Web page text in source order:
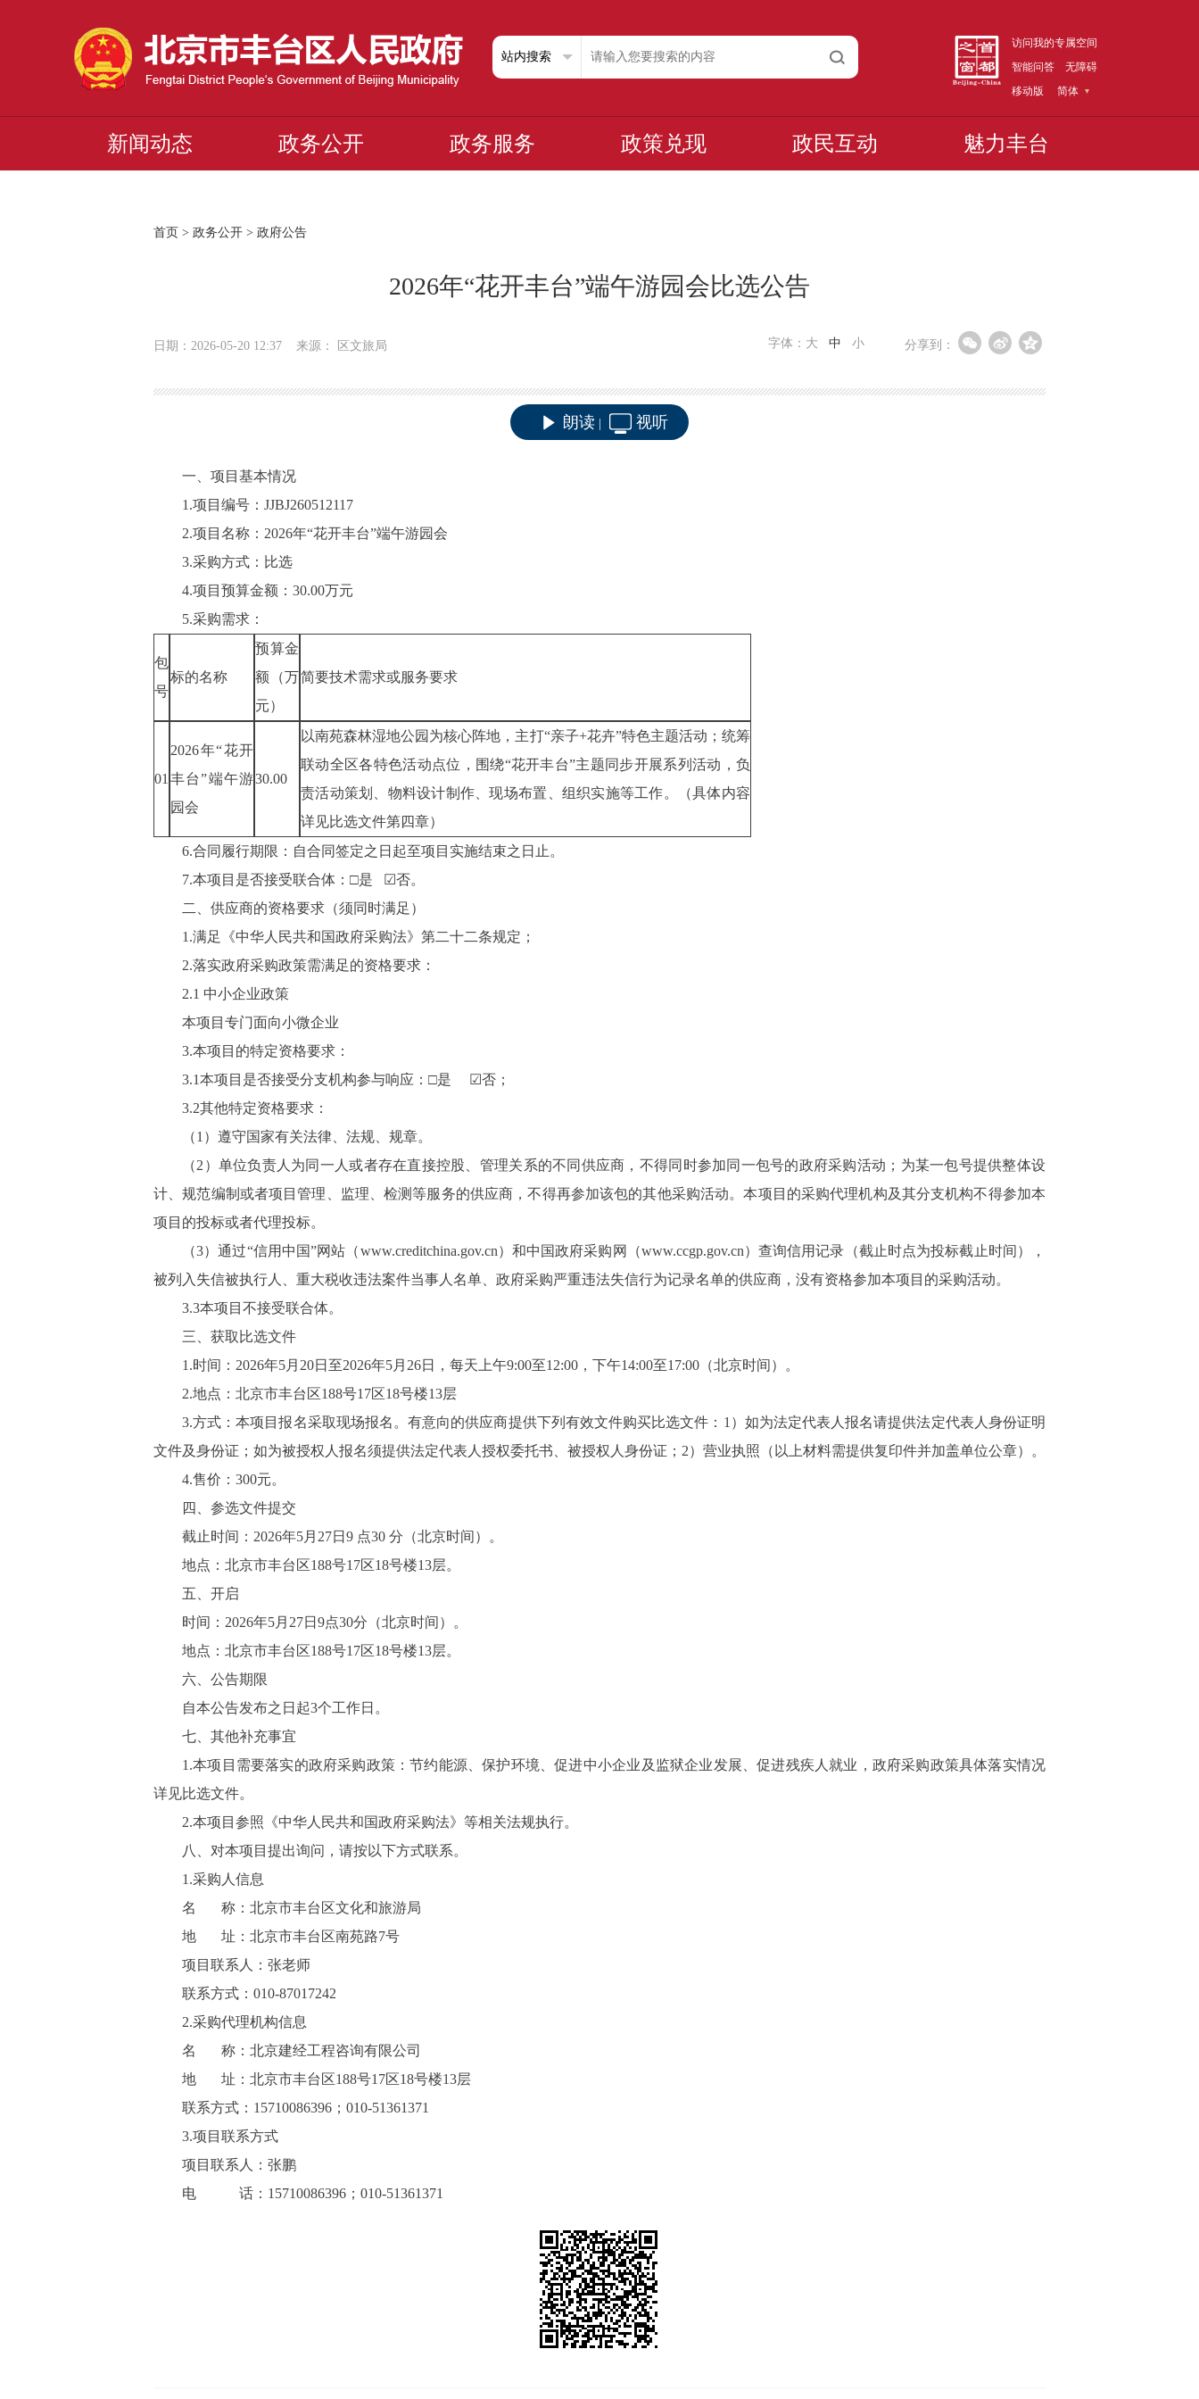
访问我的专属空间
智能问答
无障碍
移动版
简体
新闻动态 政务公开 政务服务 政策兑现 政民互动 魅力丰台
首页 > 政务公开 > 政府公告
2026年“花开丰台”端午游园会比选公告
日期：2026-05-20 12:37 来源： 区文旅局 分享到：
字体： 大 中 小
朗读 视听
一、项目基本情况
1.项目编号： JJBJ260512117
2.项目名称： 2026年“花开丰台”端午游园会
3.采购方式： 比选
4.项目预算金额： 30.00万元
5.采购需求：
包
号
标的名称
预算金
额（万
元）
简要技术需求或服务要求
01
2026年“花开
丰台”端午游
园会
30.00
以南苑森林湿地公园为核心阵地，主打“亲子+花卉”特色主题活动；统筹
联动全区各特色活动点位，围绕“花开丰台”主题同步开展系列活动 ，负
责活动策划、物料设计制作、现场布置、组织实施等工作。（具体内容
详见比选文件第四章）
6.合同履行期限： 自合同签定之日起至项目实施结束之日止 。
7.本项目是否接受联合体： □是 ☑否。
二
供应商的资格要求（须同时满足）
1.满足《中华人民共和国政府采购法》第二十二条规定；
2.落实政府采购政策需满足的资格要求：
2.1 中小企业政策
本项目专门面向小微企业
3.本项目的特定资格要求：
3.1本项目是否接受分支机构参与响应： □是 ☑否；
3.2其他特定资格要求：
（1）遵守国家有关法律、法规、规章。
（2）单位负责人为同一人或者存在直接控股、管理关系的不同供应商，不得同时参加同一包号的政府采购活动；为某一包号提供整体设
计、规范编制或者项目管理、监理、检测等服务的供应商，不得再参加该包的其他采购活动。本项目的采购代理机构及其分支机构不得参加本
项目的投标或者代理投标。
（3）通过“信用中国”网站（www.creditchina.gov.cn）和中国政府采购网（www.ccgp.gov.cn）查询信用记录（截止时点为投标截止时间），
被列入失信被执行人、重大税收违法案件当事人名单、政府采购严重违法失信行为记录名单的供应商，没有资格参加本项目的采购活动。
3.3本项目不接受联合体。
三、获取 比选文件
1.时间： 2026年5月 20日 至2026年5月 26日 ，每天上午9:00至1 2:00 ，下午14:00至17:00 （北京时间）。
2.地点： 北京市丰台区188号17区18号楼13层
3.方式：本项目报名采取现场报名。有意向的供应商提供下列有效文件购买比选文件： 1）如为法定代表人报名请提供法定代表人身份证明
文件及身份证；如为被授权人报名须提供法定代表人授权委托书、被授权人身份证；2） 营业执照（以上材料需提供复印件并加盖单位公章）。
4.售价： 300元。
四、 参选文件提交
截止时间： 2026年5月 27日 9 点30 分 （北京时间）
。
地点： 北京市丰台区188号17区18号楼13层。
五、开启
时间： 2026年5月 27日 9点30分 （北京时间）
。
地点： 北京市丰台区188号17区18号楼13层。
六、 公告期限
自本公告发布之日起3个工作日。
七、 其他补充事宜
1.本项目需要落实的政府采购政策：节约能源、保护环境、促进中小企业及监狱企业发展、促进残疾人就业，政府采购政策具体落实情况
详见比选文件。
2.本项目参照《中华人民共和国政府采购法》等相关法规执行。
八、 对本项目提出询问，请按以下方式联系。
1.采购人信息
名
称： 北京市丰台区文化和旅游局
地
址： 北京市丰台区南苑路7号
项目联系人： 张老师
联系方式： 010-87017242
2.采购代理机构信息
名
称： 北京建经工程咨询有限公司
地
址： 北京市丰台区188号17区18号楼13层
联系方式： 15710086396；010-51361371
3.项目联系方式
项目联系人： 张鹏
电
话： 15710086396 ； 010-51361371